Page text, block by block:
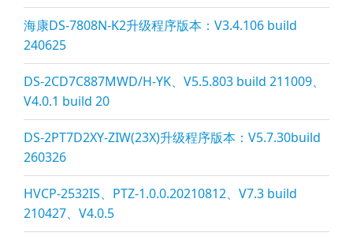
海康DS-7808N-K2升级程序版本：V3.4.106 build
240625
DS-2CD7C887MWD/H-YK、V5.5.803 build 211009、
V4.0.1 build 20
DS-2PT7D2XY-ZIW(23X)升级程序版本：V5.7.30build
260326
HVCP-2532IS、PTZ-1.0.0.20210812、V7.3 build
210427、V4.0.5